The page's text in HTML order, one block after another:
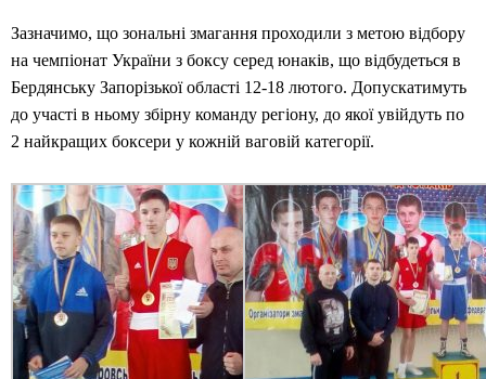
Зазначимо, що зональні змагання проходили з метою відбору
на чемпіонат України з боксу серед юнаків, що відбудеться в
Бердянську Запорізької області 12-18 лютого. Допускатимуть
до участі в ньому збірну команду регіону, до якої увійдуть по
2 найкращих боксери у кожній ваговій категорії.